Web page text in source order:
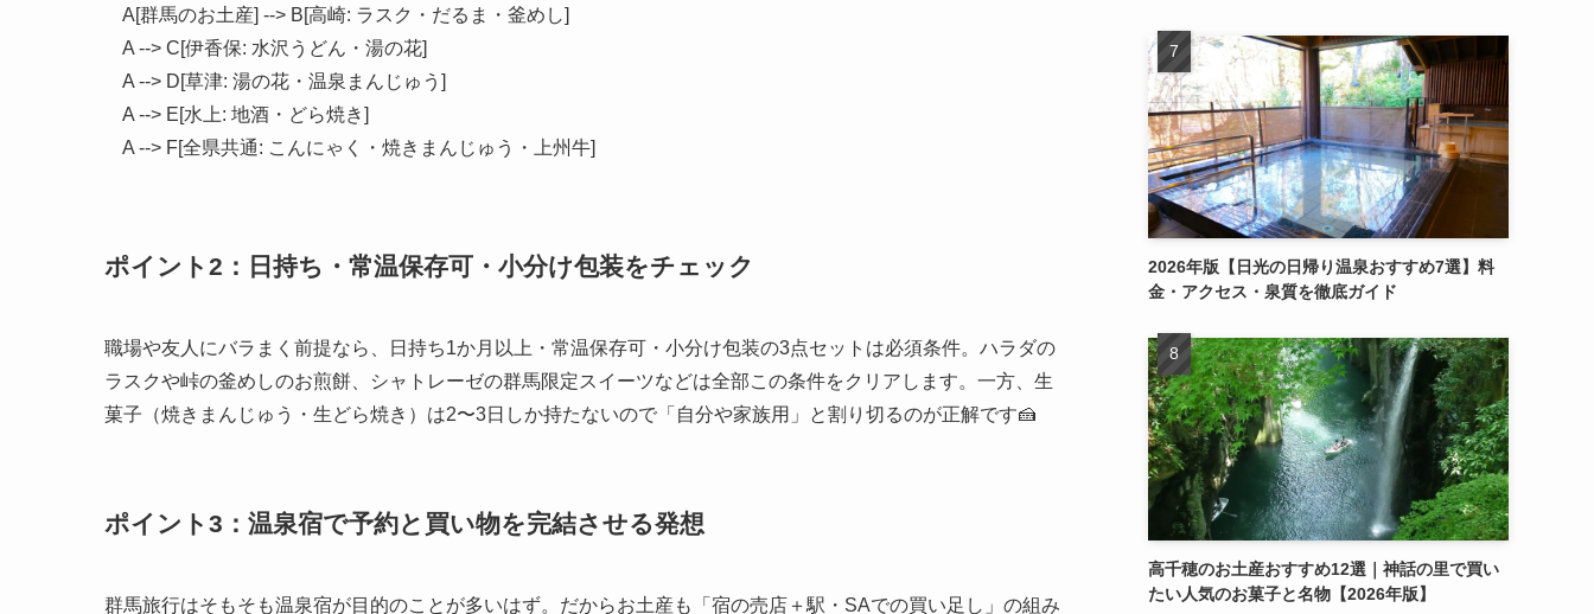
  A[群馬のお土産] --> B[高崎: ラスク・だるま・釜めし]
  A --> C[伊香保: 水沢うどん・湯の花]
  A --> D[草津: 湯の花・温泉まんじゅう]
  A --> E[水上: 地酒・どら焼き]
  A --> F[全県共通: こんにゃく・焼きまんじゅう・上州牛]
ポイント2：日持ち・常温保存可・小分け包装をチェック
職場や友人にバラまく前提なら、日持ち1か月以上・常温保存可・小分け包装の3点セットは必須条件。ハラダの
ラスクや峠の釜めしのお煎餅、シャトレーゼの群馬限定スイーツなどは全部この条件をクリアします。一方、生
菓子（焼きまんじゅう・生どら焼き）は2〜3日しか持たないので「自分や家族用」と割り切るのが正解です🍰
ポイント3：温泉宿で予約と買い物を完結させる発想
群馬旅行はそもそも温泉宿が目的のことが多いはず。だからお土産も「宿の売店＋駅・SAでの買い足し」の組み
2026年版【日光の日帰り温泉おすすめ7選】料
金・アクセス・泉質を徹底ガイド
高千穂のお土産おすすめ12選｜神話の里で買い
たい人気のお菓子と名物【2026年版】